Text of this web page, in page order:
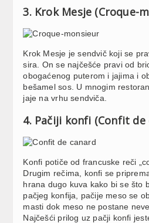
3. Krok Mesje (Croque-
Krok Mesje je sendvič koji se
sira. On se najčešće pravi od
obogaćenog puterom i jajima i
bešamel sos. U mnogim
jaje na vrhu sendviča.
4. Pačiji konfi (Confit de
Konfi potiče od francuske reči
Drugim rečima, konfi se
hrana dugo kuva kako bi se što
pačjeg konfija, pačije meso se
masti dok meso ne postane
Najčešći prilog uz pačji konfi